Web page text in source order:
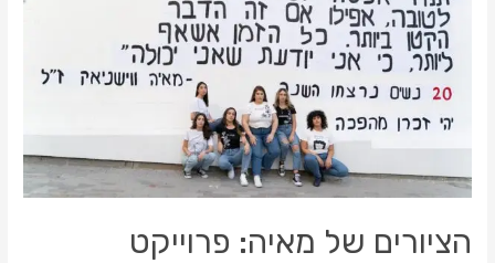
הציורים של מאיה: פרוייקט